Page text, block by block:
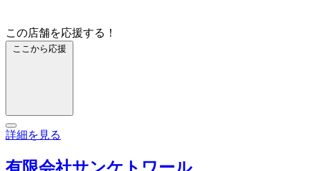
この店舗を応援する！
ここから応援
詳細を見る